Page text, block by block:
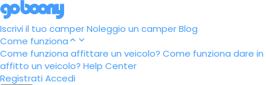
Iscrivi il tuo camperNoleggio un camperBlog
Come funziona
Come funziona affittare un veicolo? Come funziona dare in
affitto un veicolo? Help Center
Registrati Accedi